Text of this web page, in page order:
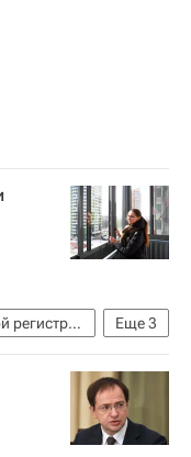
Еще3
Федеральная служба государственной регистрации, кадастра и картографии (Росреестр)